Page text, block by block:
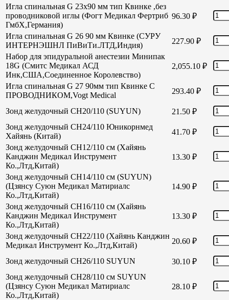
Игла спинальная G 23х90 мм тип Квинке ,без
проводниковой иглы (Фогт Медикал Фертриб
ГмбХ,Германия)
96.30 ₽
Игла спинальная G 26 90 мм Квинке (СУРУ
ИНТЕРНЭШНЛ ПиВиТи.ЛТД,Индия)
227.90 ₽
Набор для эпидуральной анестезии Минипак
18G (Смитс Медикал АСД
Инк,США,Соединенное Королевство)
2,055.10 ₽
Игла спинальная G 27 90мм тип Квинке С
ПРОВОДНИКОМ,Vogt Medical
293.40 ₽
Зонд желудочный СН20/110 (SUYUN) 21.50 ₽
Зонд желудочный СН24/110 Юникорнмед
Хайянь (Китай)
41.70 ₽
Зонд желудочный CH12/110 см (Хайянь
Канджин Медикал Инструмент
Ко.,Лтд,Китай)
13.30 ₽
Зонд желудочный CH14/110 см (SUYUN)
(Цзянсу Суюн Медикал Матириалс
Ко.,Лтд,Китай)
14.90 ₽
Зонд желудочный CH16/110 см (Хайянь
Канджин Медикал Инструмент
Ко.,Лтд,Китай)
13.30 ₽
Зонд желудочный СН22/110 (Хайянь Канджин
Медикал Инструмент Ко.,Лтд,Китай)
20.60 ₽
Зонд желудочный СН26/110 SUYUN 30.10 ₽
Зонд желудочный СН28/110 см SUYUN
(Цзянсу Суюн Медикал Матириалс
Ко.,Лтд,Китай)
28.10 ₽